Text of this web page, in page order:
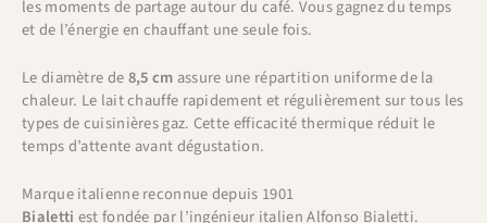
les moments de partage autour du café. Vous gagnez du temps
et de l’énergie en chauffant une seule fois.
Le diamètre de8,5 cmassure une répartition uniforme de la
chaleur. Le lait chauffe rapidement et régulièrement sur tous les
types de cuisinières gaz. Cette efficacité thermique réduit le
temps d’attente avant dégustation.
Marque italienne reconnue depuis 1901
Bialetti est fondée par l’ingénieur italien Alfonso Bialetti.